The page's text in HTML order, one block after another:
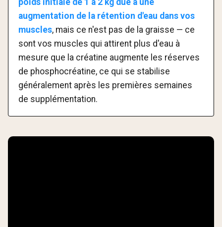
augmentation de la rétention d'eau dans vos
muscles, mais ce n'est pas de la graisse — ce
sont vos muscles qui attirent plus d'eau à
mesure que la créatine augmente les réserves
de phosphocréatine, ce qui se stabilise
généralement après les premières semaines
de supplémentation.